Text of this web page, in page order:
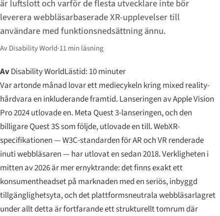
är luftslott och varför de flesta utvecklare inte bör
leverera webbläsarbaserade XR-upplevelser till
användare med funktionsnedsättning ännu.
Av Disability World·11 min läsning
AvDisability WorldLästid: 10 minuter
Var artonde månad lovar ett mediecykeln kring mixed reality-
hårdvara en inkluderande framtid. Lanseringen av Apple Vision
Pro 2024 utlovade en. Meta Quest 3-lanseringen, och den
billigare Quest 3S som följde, utlovade en till. WebXR-
specifikationen — W3C-standarden för AR och VR renderade
inuti webbläsaren — har utlovat en sedan 2018. Verkligheten i
mitten av 2026 är mer ernyktrande: det finns exakt ett
konsumentheadset på marknaden med en seriös, inbyggd
tillgänglighetsyta, och det plattformsneutrala webbläsarlagret
under allt detta är fortfarande ett strukturellt tomrum där